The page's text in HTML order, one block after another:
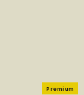
Premium